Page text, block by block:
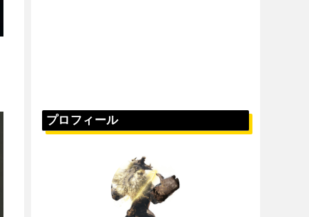
プロフィール